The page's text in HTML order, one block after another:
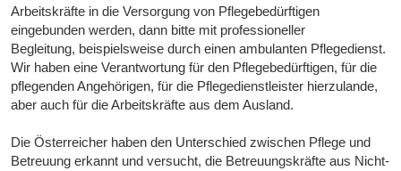
Arbeitskräfte in die Versorgung von Pflegebedürftigen
eingebunden werden, dann bitte mit professioneller
Begleitung, beispielsweise durch einen ambulanten Pflegedienst.
Wir haben eine Verantwortung für den Pflegebedürftigen, für die
pflegenden Angehörigen, für die Pflegedienstleister hierzulande,
aber auch für die Arbeitskräfte aus dem Ausland.
Die Österreicher haben den Unterschied zwischen Pflege und
Betreuung erkannt und versucht, die Betreuungskräfte aus Nicht-